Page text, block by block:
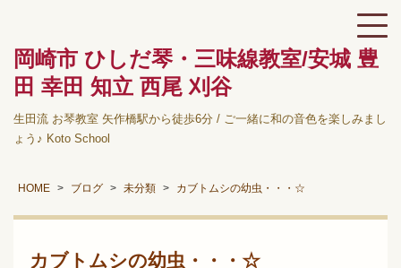
岡崎市 ひしだ琴・三味線教室/安城 豊
田 幸田 知立 西尾 刈谷
生田流 お琴教室 矢作橋駅から徒歩6分 / ご一緒に和の音色を楽しみまし
ょう♪ Koto School
HOME ブログ 未分類 カブトムシの幼虫・・・☆
カブトムシの幼虫・・・☆